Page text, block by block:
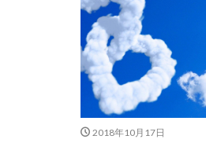
2018年10月17日